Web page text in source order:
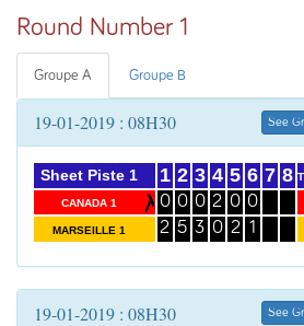
Round Number 1
Groupe A Groupe B
19-01-2019 : 08H30 See
Sheet Piste 1
CANADA 1
MARSEILLE 1
1
0
2
2
0
5
3
0
3
4
2
0
5
0
2
6
0
1
7 8
19-01-2019 : 08H30 See